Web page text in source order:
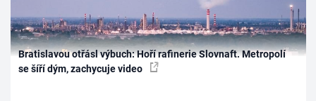
Bratislavou otřásl výbuch: Hoří rafinerie Slovnaft. Metropolí
se šíří dým, zachycuje video